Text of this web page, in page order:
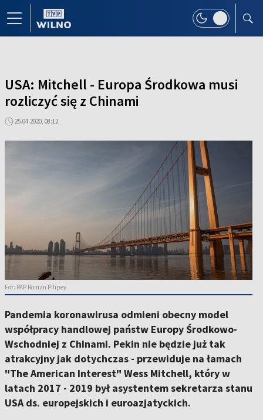
USA: Mitchell - Europa Środkowa musi
rozliczyć się z Chinami
25.04.2020, 08:12
Fot: PAP Roman Pilipey
Pandemia koronawirusa odmieni obecny model
współpracy handlowej państw Europy Środkowo-
Wschodniej z Chinami. Pekin nie będzie już tak
atrakcyjny jak dotychczas - przewiduje na łamach
"The American Interest" Wess Mitchell, który w
latach 2017 - 2019 był asystentem sekretarza stanu
USA ds. europejskich i euroazjatyckich.